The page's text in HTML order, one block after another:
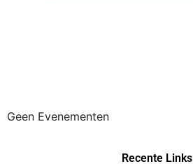
Geen Evenementen
Recente Links